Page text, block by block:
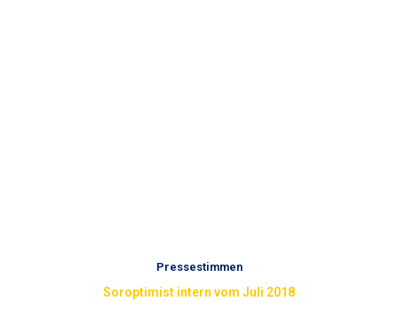
Pressestimmen
Soroptimist intern vom Juli 2018